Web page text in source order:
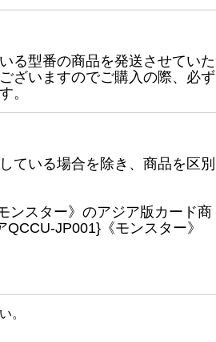
る型番の商品を発送させていた
ざいますのでご購入の際、必ず
。
ている場合を除き、商品を区別
ンスター》のアジア版カード商
JP001}《モンスター》
。